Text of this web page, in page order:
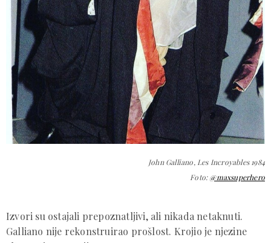
John Galliano, Les Incroyables 1984
Foto:@maxsuperhero
Izvori su ostajali prepoznatljivi, ali nikada netaknuti.
Galliano nije rekonstruirao prošlost. Krojio je njezine